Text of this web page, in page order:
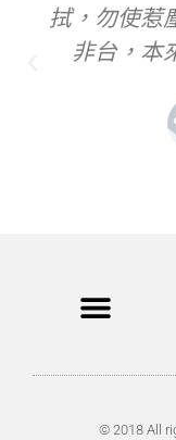
拭，勿使惹
非台，本
© 2018 All